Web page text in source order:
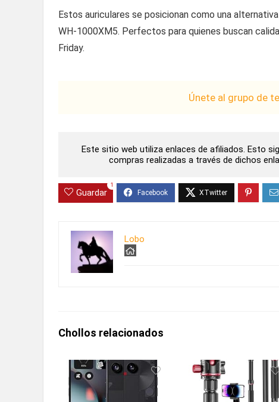
Estos auriculares se posicionan como una
WH-1000XM5. Perfectos para quienes buscan
Friday.
Únete al grupo de
Este sitio web utiliza enlaces de afiliados. Esto
compras realizadas a través de dichos
Guardar
1
Lobo
Chollos relacionados